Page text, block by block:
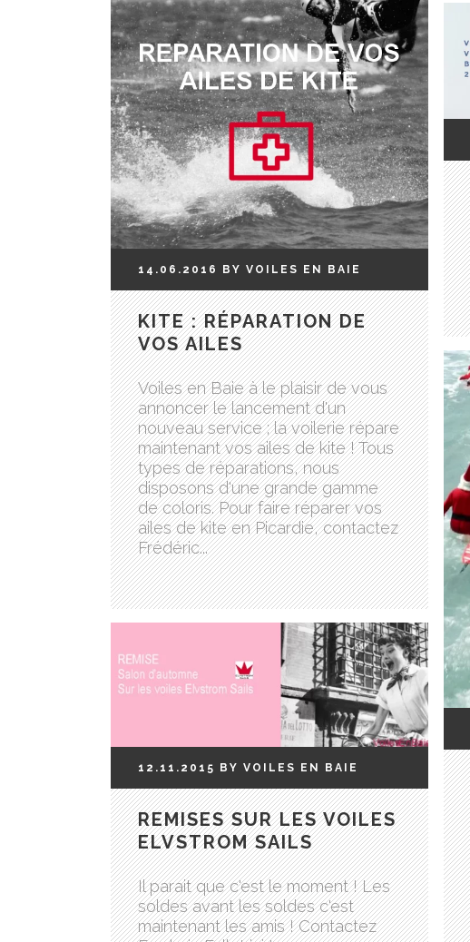
14.06.2016 BY VOILES EN BAIE
KITE : RÉPARATION DE
VOS AILES
Voiles en Baie à le plaisir de vous
annoncer le lancement d'un
nouveau service ; la voilerie répare
maintenant vos ailes de kite ! Tous
types de réparations, nous
disposons d'une grande gamme
de coloris. Pour faire réparer vos
ailes de kite en Picardie, contactez
Frédéric...
12.11.2015 BY VOILES EN BAIE
REMISES SUR LES VOILES
ELVSTROM SAILS
Il parait que c'est le moment ! Les
soldes avant les soldes c'est
maintenant les amis ! Contactez